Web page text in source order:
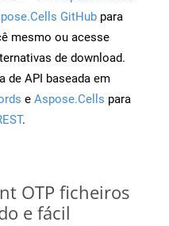
GitHub para
mesmo ou acesse
de download.
de API baseada em
e Aspose.Cells para
.
OTP ficheiros
e fácil